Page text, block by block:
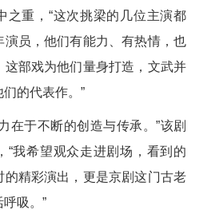
之重，“这次挑梁的几位主演都
演员，他们有能力、有热情，也
这部戏为他们量身打造，文武并
的代表作。”
在于不断的创造与传承。”该剧
“我希望观众走进剧场，看到的
的精彩演出，更是京剧这门古老
吸。”